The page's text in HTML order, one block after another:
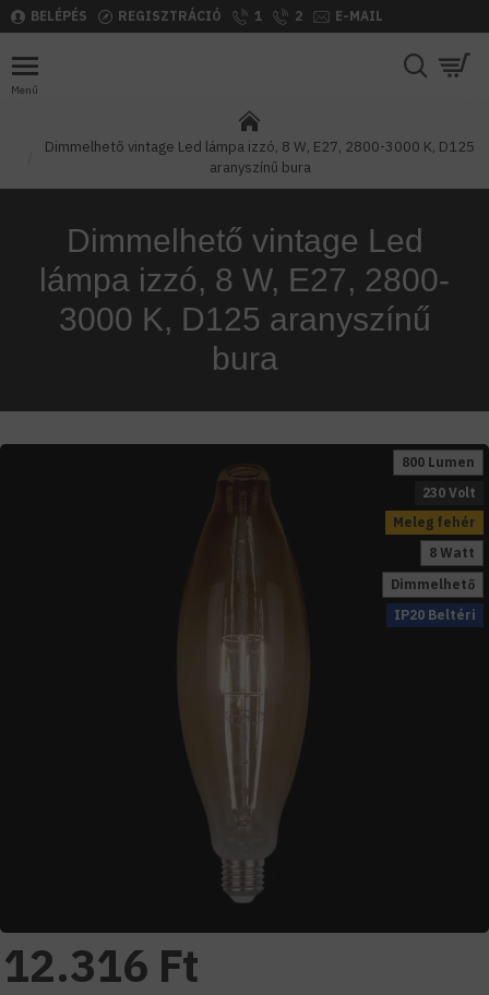
BELÉPÉS REGISZTRÁCIÓ 1 2 E-MAIL
Dimmelhető vintage Led lámpa izzó, 8 W, E27, 2800-3000 K, D125
aranyszínű bura
Dimmelhető vintage Led
lámpa izzó, 8 W, E27, 2800-
3000 K, D125 aranyszínű
bura
Meleg fehér
800 Lumen
IP20 Beltéri
8 Watt
Dimmelhető
230 Volt
12.316 Ft